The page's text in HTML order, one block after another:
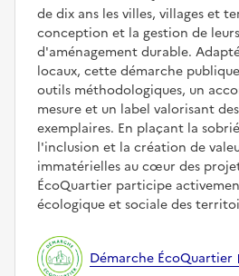
de dix ans les villes, villages et
conception et la gestion de
d'aménagement durable.
locaux, cette démarche
outils méthodologiques, un
mesure et un label valorisant
exemplaires. En plaçant la
l'inclusion et la création de
immatérielles au cœur des
ÉcoQuartier participe
écologique et sociale des
Démarche ÉcoQuartier